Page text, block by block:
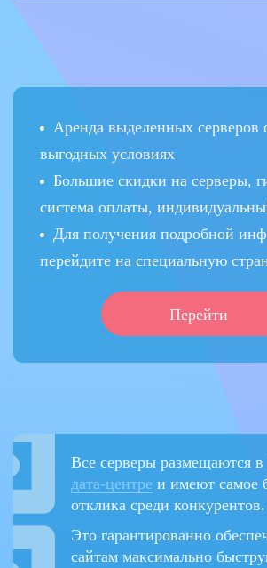
Аренда выделенных серверов
выгодных условиях
Большие скидки на серверы,
система оплаты,
Для получения подробной
перейдите на специальную
Перейти
Все серверы размещаются
дата-центре и имеют самое
отклика среди конкурентов.
Это гарантированно
сайтам максимально